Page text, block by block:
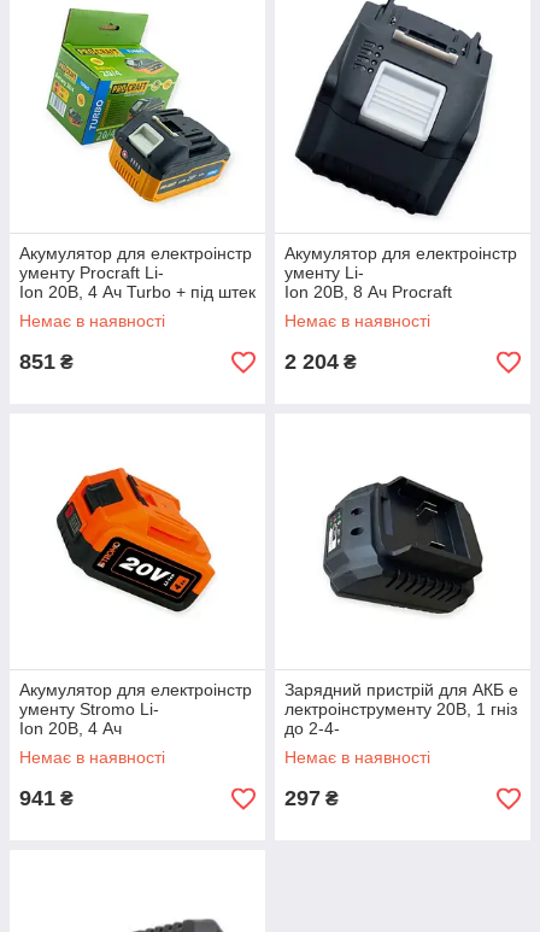
Акумулятор для електроінстр
ументу Procraft Li-
Ion 20В, 4 Ач Turbo + під штек
ер
Немає в наявності
851 ₴
Акумулятор для електроінстр
ументу Li-
Ion 20В, 8 Ач Procraft
Немає в наявності
2 204 ₴
Акумулятор для електроінстр
ументу Stromo Li-
Ion 20В, 4 Ач
Немає в наявності
941 ₴
Зарядний пристрій для АКБ е
лектроінструменту 20В, 1 гніз
до 2-4-
6А Stromo струм заряду 2,4А
Немає в наявності
297 ₴